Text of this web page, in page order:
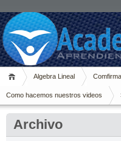
Algebra Lineal
Como hacemos nuestros videos
Archivo